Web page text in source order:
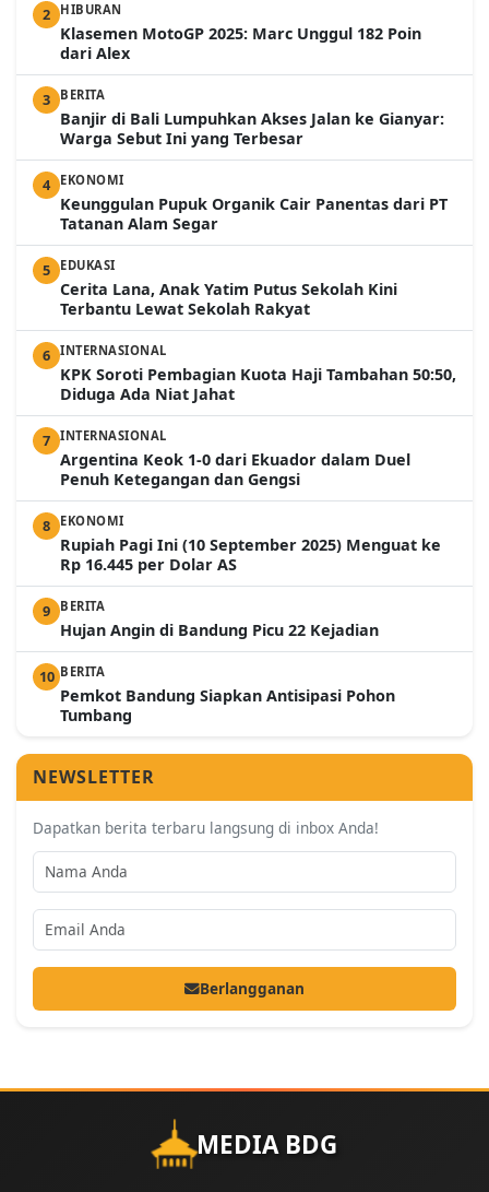
2 HIBURAN
Klasemen MotoGP 2025: Marc Unggul 182 Poin
dari Alex
3 BERITA
Banjir di Bali Lumpuhkan Akses Jalan ke Gianyar:
Warga Sebut Ini yang Terbesar
4 EKONOMI
Keunggulan Pupuk Organik Cair Panentas dari PT
Tatanan Alam Segar
5 EDUKASI
Cerita Lana, Anak Yatim Putus Sekolah Kini
Terbantu Lewat Sekolah Rakyat
6 INTERNASIONAL
KPK Soroti Pembagian Kuota Haji Tambahan 50:50,
Diduga Ada Niat Jahat
7 INTERNASIONAL
Argentina Keok 1-0 dari Ekuador dalam Duel
Penuh Ketegangan dan Gengsi
8 EKONOMI
Rupiah Pagi Ini (10 September 2025) Menguat ke
Rp 16.445 per Dolar AS
9 BERITA
Hujan Angin di Bandung Picu 22 Kejadian
10 BERITA
Pemkot Bandung Siapkan Antisipasi Pohon
Tumbang
NEWSLETTER
Dapatkan berita terbaru langsung di inbox Anda!
Berlangganan
MEDIA BDG